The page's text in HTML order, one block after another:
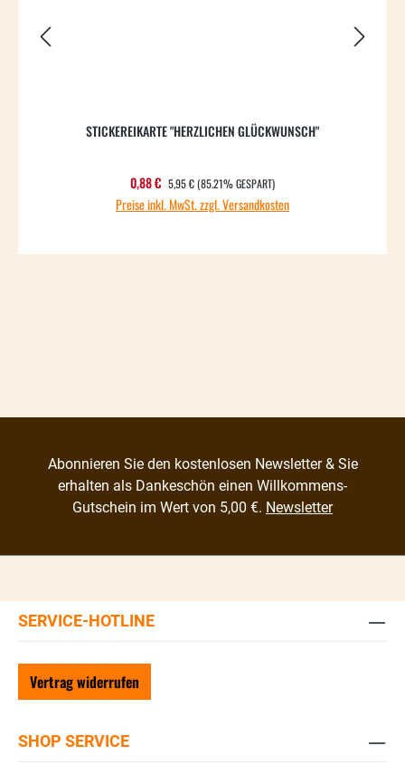
STICKEREIKARTE "HERZLICHEN GLÜCKWUNSCH"
Verkaufspreis:
0,88 € REGULÄRER PREIS:
5,95 €(85.21% GESPART)
Preise inkl. MwSt. zzgl. Versandkosten
Abonnieren Sie den kostenlosen Newsletter & Sie
erhalten als Dankeschön einen Willkommens-
Gutschein im Wert von 5,00 €. Newsletter
SERVICE-HOTLINE
Vertrag widerrufen
SHOP SERVICE